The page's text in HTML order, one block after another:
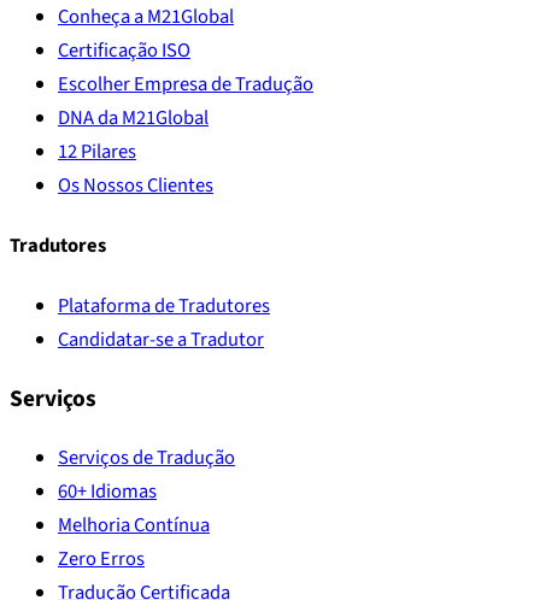
Conheça a M21Global
Certificação ISO
Escolher Empresa de Tradução
DNA da M21Global
12 Pilares
Os Nossos Clientes
Tradutores
Plataforma de Tradutores
Candidatar-se a Tradutor
Serviços
Serviços de Tradução
60+ Idiomas
Melhoria Contínua
Zero Erros
Tradução Certificada